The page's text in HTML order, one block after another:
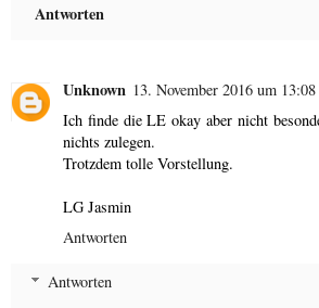
Antworten
Unknown 13. November 2016 um 13:08
Ich finde die LE okay aber nicht
nichts zulegen.
Trotzdem tolle Vorstellung.
LG Jasmin
Antworten
Antworten